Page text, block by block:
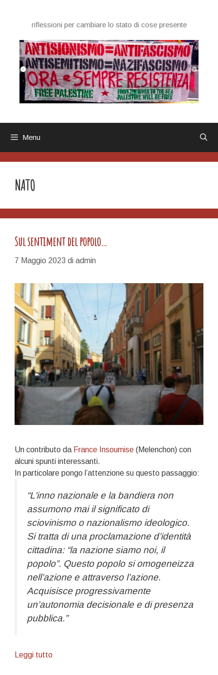
contenutoriflessioni per cambiare lo stato di cose presente
Menu
NATO
Sul sentiment del popolo…
7 Maggio 2023 di admin
Un contributo da France Insoumise (Melenchon) con
alcuni spunti interessanti.
In particolare pongo l’attenzione su questo passaggio:
“L’inno nazionale e la bandiera non
assumono mai il significato di
sciovinismo o nazionalismo ideologico.
Si tratta di una proclamazione d’identità
cittadina: “la nazione siamo noi, il
popolo”. Questo popolo si omogeneizza
nell’azione e attraverso l’azione.
Acquisisce progressivamente
un’autonomia decisionale e di presenza
pubblica.”
Leggi tuttoSul